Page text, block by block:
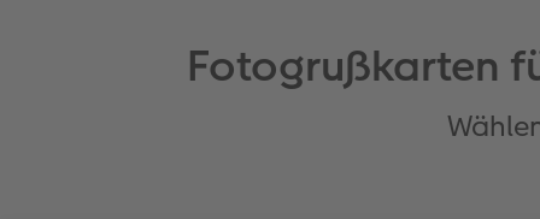
Fotogrußkarten